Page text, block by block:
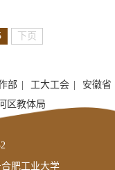
下页
部 工大工会
安徽省
区教体局
肥工业大学